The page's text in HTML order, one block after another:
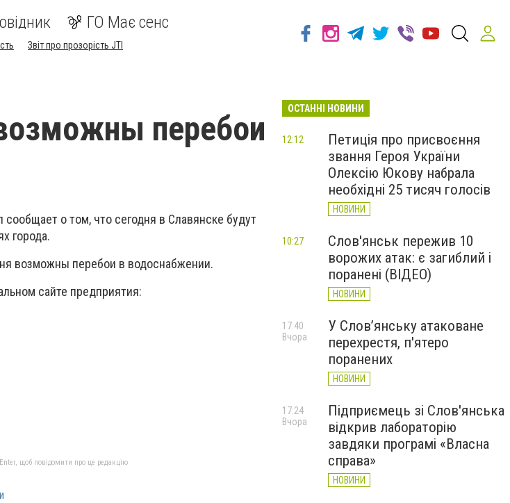
ГО Має сенс
Звіт про прозорість JTI
перебои
о том, что сегодня в Славянске будут
города.
возможны перебои в водоснабжении.
сайте предприятия:
щоб повідомити про це редакцію
ОСТАННІ НОВИНИ
Петиція про присвоєння
звання Героя України
Олексію Юкову набрала
необхідні 25 тисяч голосів
НОВИНИ
12:12
Слов'янськ пережив 10
ворожих атак: є загиблий і
поранені (ВІДЕО)
НОВИНИ
10:27
У Слов’янську атаковане
перехрестя, п'ятеро
поранених
НОВИНИ
17:40
Вчора
Підприємець зі Слов'янська
відкрив лабораторію
завдяки програмі «Власна
справа»
НОВИНИ
17:24
Вчора